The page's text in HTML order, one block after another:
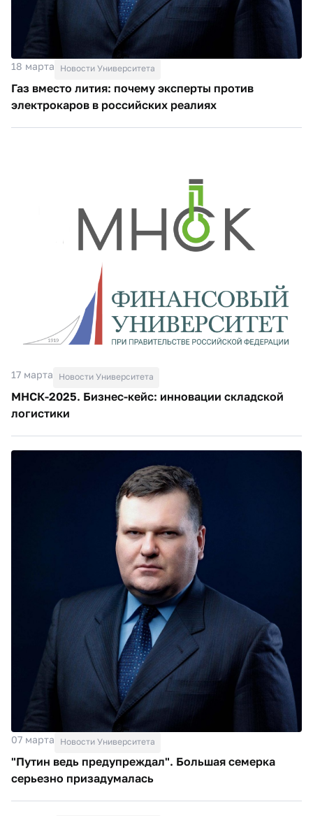
18 марта Новости Университета
Газ вместо лития: почему эксперты против
электрокаров в российских реалиях
17 марта Новости Университета
МНСК-2025. Бизнес-кейс: инновации складской
логистики
07 марта Новости Университета
"Путин ведь предупреждал". Большая семерка
серьезно призадумалась